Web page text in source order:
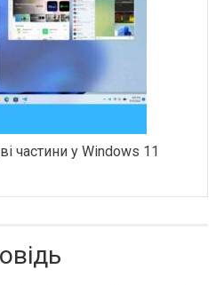
частини у Windows 11